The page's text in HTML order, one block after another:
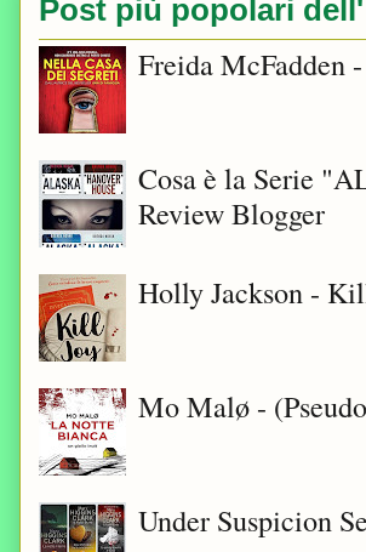
Post più popolari
Freida McFadden
Cosa è la Serie
Review Blogger
Holly Jackson -
Mo Malø -
Under Suspicion